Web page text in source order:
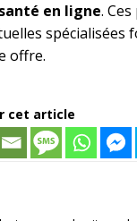
en ligne.
spécialisées
offre.
cet article